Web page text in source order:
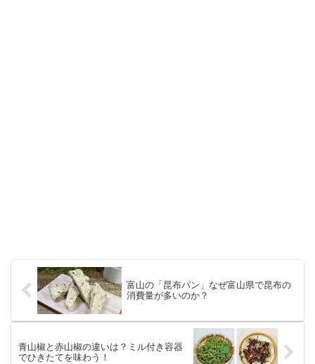
富山の「昆布パン」なぜ富山県で昆布の
消費量が多いのか？
青山椒と赤山椒の違いは？ミル付き容器
でひきたてを味わう！